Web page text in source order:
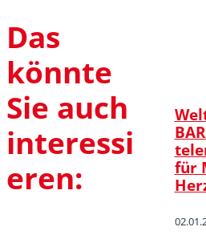
Das
könnte
Sie auch
interessi
eren:
für